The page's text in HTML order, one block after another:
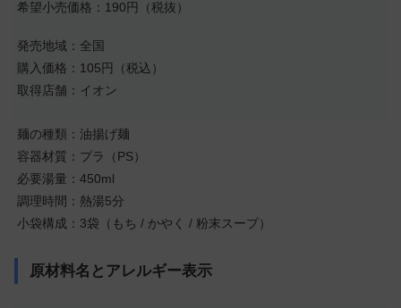
希望小売価格：190円（税抜）
発売地域：全国
購入価格：105円（税込）
取得店舗：イオン
麺の種類：油揚げ麺
容器材質：プラ（PS）
必要湯量：450ml
調理時間：熱湯5分
小袋構成：3袋（もち / かやく / 粉末スープ）
原材料名とアレルギー表示